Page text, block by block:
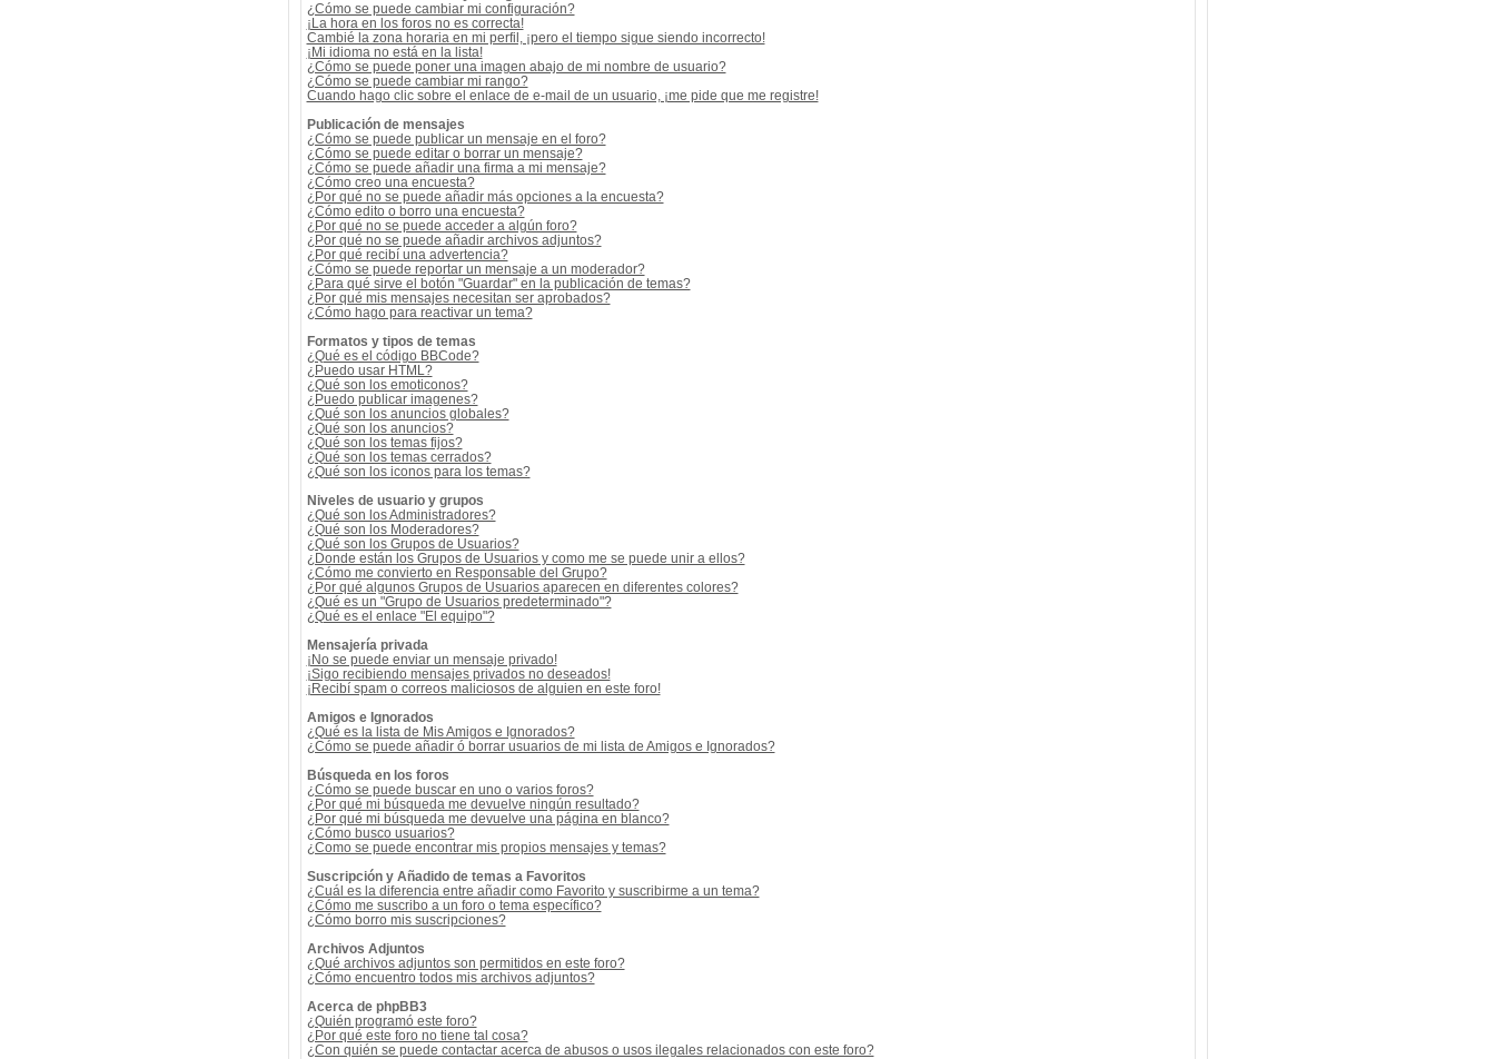
¿Cómo se puede cambiar mi configuración?
¡La hora en los foros no es correcta!
Cambié la zona horaria en mi perfil, ¡pero el tiempo sigue siendo incorrecto!
¡Mi idioma no está en la lista!
¿Cómo se puede poner una imagen abajo de mi nombre de usuario?
¿Cómo se puede cambiar mi rango?
Cuando hago clic sobre el enlace de e-mail de un usuario, ¡me pide que me registre!
Publicación de mensajes
¿Cómo se puede publicar un mensaje en el foro?
¿Cómo se puede editar o borrar un mensaje?
¿Cómo se puede añadir una firma a mi mensaje?
¿Cómo creo una encuesta?
¿Por qué no se puede añadir más opciones a la encuesta?
¿Cómo edito o borro una encuesta?
¿Por qué no se puede acceder a algún foro?
¿Por qué no se puede añadir archivos adjuntos?
¿Por qué recibí una advertencia?
¿Cómo se puede reportar un mensaje a un moderador?
¿Para qué sirve el botón "Guardar" en la publicación de temas?
¿Por qué mis mensajes necesitan ser aprobados?
¿Cómo hago para reactivar un tema?
Formatos y tipos de temas
¿Qué es el código BBCode?
¿Puedo usar HTML?
¿Qué son los emoticonos?
¿Puedo publicar imagenes?
¿Qué son los anuncios globales?
¿Qué son los anuncios?
¿Qué son los temas fijos?
¿Qué son los temas cerrados?
¿Qué son los iconos para los temas?
Niveles de usuario y grupos
¿Qué son los Administradores?
¿Qué son los Moderadores?
¿Qué son los Grupos de Usuarios?
¿Donde están los Grupos de Usuarios y como me se puede unir a ellos?
¿Cómo me convierto en Responsable del Grupo?
¿Por qué algunos Grupos de Usuarios aparecen en diferentes colores?
¿Qué es un "Grupo de Usuarios predeterminado"?
¿Qué es el enlace "El equipo"?
Mensajería privada
¡No se puede enviar un mensaje privado!
¡Sigo recibiendo mensajes privados no deseados!
¡Recibí spam o correos maliciosos de alguien en este foro!
Amigos e Ignorados
¿Qué es la lista de Mis Amigos e Ignorados?
¿Cómo se puede añadir ó borrar usuarios de mi lista de Amigos e Ignorados?
Búsqueda en los foros
¿Cómo se puede buscar en uno o varios foros?
¿Por qué mi búsqueda me devuelve ningún resultado?
¿Por qué mi búsqueda me devuelve una página en blanco?
¿Cómo busco usuarios?
¿Como se puede encontrar mis propios mensajes y temas?
Suscripción y Añadido de temas a Favoritos
¿Cuál es la diferencia entre añadir como Favorito y suscribirme a un tema?
¿Cómo me suscribo a un foro o tema específico?
¿Cómo borro mis suscripciones?
Archivos Adjuntos
¿Qué archivos adjuntos son permitidos en este foro?
¿Cómo encuentro todos mis archivos adjuntos?
Acerca de phpBB3
¿Quién programó este foro?
¿Por qué este foro no tiene tal cosa?
¿Con quién se puede contactar acerca de abusos o usos ilegales relacionados con este foro?